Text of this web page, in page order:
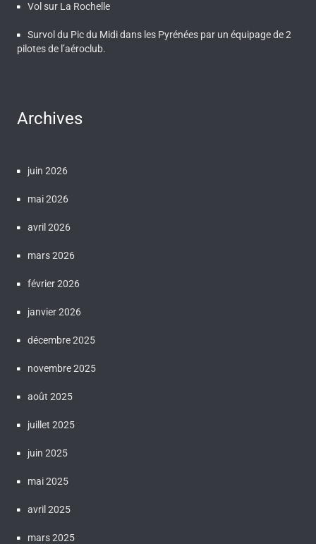
Vol sur La Rochelle
Survol du Pic du Midi dans les Pyrénées par un équipage de 2
pilotes de l’aéroclub.
Archives
juin 2026
mai 2026
avril 2026
mars 2026
février 2026
janvier 2026
décembre 2025
novembre 2025
août 2025
juillet 2025
juin 2025
mai 2025
avril 2025
mars 2025